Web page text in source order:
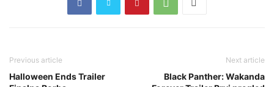
Previous article
Halloween Ends Trailer
Next article
Black Panther: Wakanda